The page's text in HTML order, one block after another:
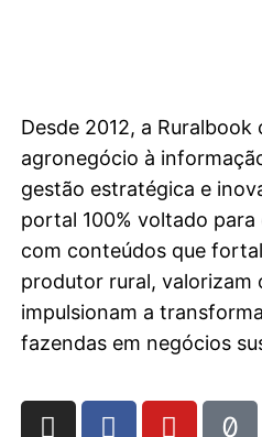
Desde 2012, a Ruralbook
agronegócio à
gestão estratégica e
portal 100% voltado
com conteúdos que
produtor rural, valorizam
impulsionam a
fazendas em negócios